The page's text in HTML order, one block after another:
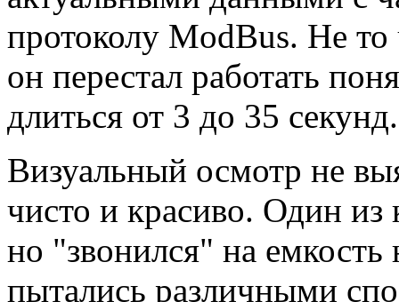
протоколу ModBus. Не
он перестал работать
длиться от 3 до 35 секунд.
Визуальный осмотр не
чисто и красиво. Один из
но "звонился" на
пытались различными